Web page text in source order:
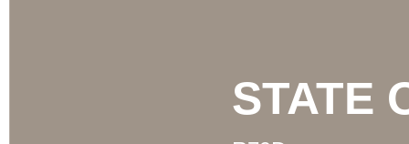
STATE